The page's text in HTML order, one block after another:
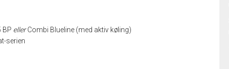
BP ellerCombi Blueline (med aktiv køling)
serien